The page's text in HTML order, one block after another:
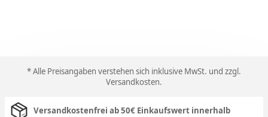
* Alle Preisangaben verstehen sich inklusive MwSt. und zzgl.
Versandkosten.
Versandkostenfrei ab 50€ Einkaufswert innerhalb